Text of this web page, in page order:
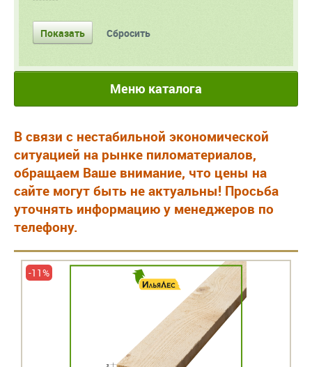
Меню каталога
В связи с нестабильной экономической
ситуацией на рынке пиломатериалов,
обращаем Ваше внимание, что цены на
сайте могут быть не актуальны! Просьба
уточнять информацию у менеджеров по
телефону.
-11%